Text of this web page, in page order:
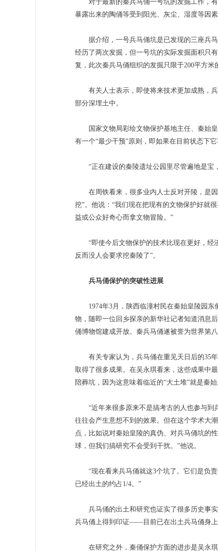
对于最新的秦兵马俑一号坑的发掘工作，有
暴露出来的陶俑等受到阳光、灰尘、湿度等因
据介绍，一号兵马俑坑是已发现的三座兵马
经历了两次发掘，但一号坑的实际发掘面积只
复，此次秦兵马俑组织的发掘只限于200平方米
有关人士表示，即使将来技术更加成熟，兵
部分深埋土中。
国家文物局彩绘文物保护基地主任、秦始皇
有一个“最少干预”原则，即如果在目前状态下
“正在建设的秦陵遗址公园里尽管遍地是宝
在周铁看来，很多业内人士反对开陵，是因
挖”。他说：“我们现在把现有的文物保护好就
益或公众好奇心而拿文物冒险。”
“即使今后文物保护的技术比现在更好，经
反而没人会要求挖秦陵了”。
兵马俑保护的突破性进展
1974年3月，陕西临潼村民在秦始皇陵园东
物，随即一位回乡探亲的新华社记者知道消息
俑博物馆建成开放。秦兵马俑遂被誉为世界第
有关专家认为，兵马俑在重见天日后的35年
取得了很多成果。在吴永琪看来，这些成果中
陪葬坑，因为这意味着临近的“大土堆”就是秦
“近年来很多原来不是搞考古的人也参与到
往往会产生意想不到的效果。但在这个学术大
点，比如说对秦始皇陵的真伪、对兵马俑坑的
球，但我们搞研究不会受到干扰。”他说。
“现在看来兵马俑就这3个坑了。它们是负责
已经出土的约占1/4。”
兵马俑的出土和研究也证实了很多历史事实
兵马俑上得到印证——目前已在出土兵马俑身
在研究之外，秦俑保护方面的进步是吴永琪